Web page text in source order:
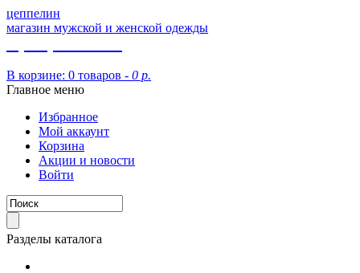
цеппелин
магазин мужской и женской одежды
В корзине: 0 товаров - 0 р.
Главное меню
Избранное
Мой аккаунт
Корзина
Акции и новости
Войти
Разделы каталога